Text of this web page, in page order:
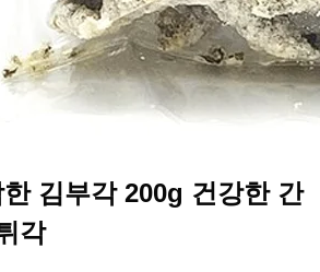
김부각 200g 건강한 간
각